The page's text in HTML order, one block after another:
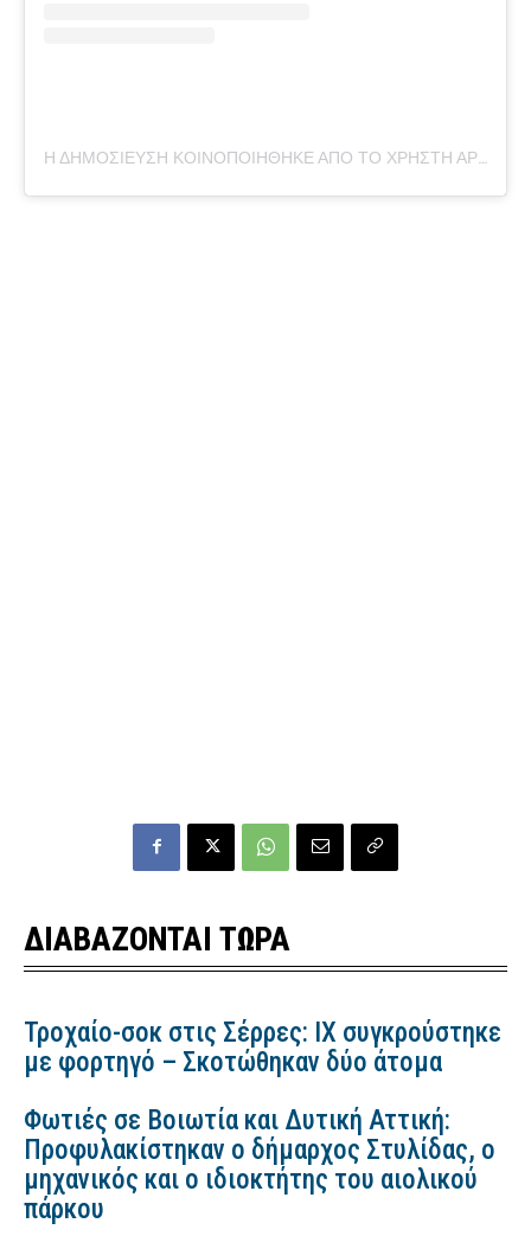
Η ΔΗΜΟΣΊΕΥΣΗ ΚΟΙΝΟΠΟΙΉΘΗΚΕ ΑΠΌ ΤΟ ΧΡΉΣΤΗ ΆΡΗΣ ΜΟΥΓΚΟΠΈΤΡΟΣ (@ARIS_MOUGOPETROS)
ΔΙΑΒΑΖΟΝΤΑΙ ΤΩΡΑ
Τροχαίο-σοκ στις Σέρρες: ΙΧ συγκρούστηκε
με φορτηγό – Σκοτώθηκαν δύο άτομα
Φωτιές σε Βοιωτία και Δυτική Αττική:
Προφυλακίστηκαν ο δήμαρχος Στυλίδας, ο
μηχανικός και ο ιδιοκτήτης του αιολικού
πάρκου